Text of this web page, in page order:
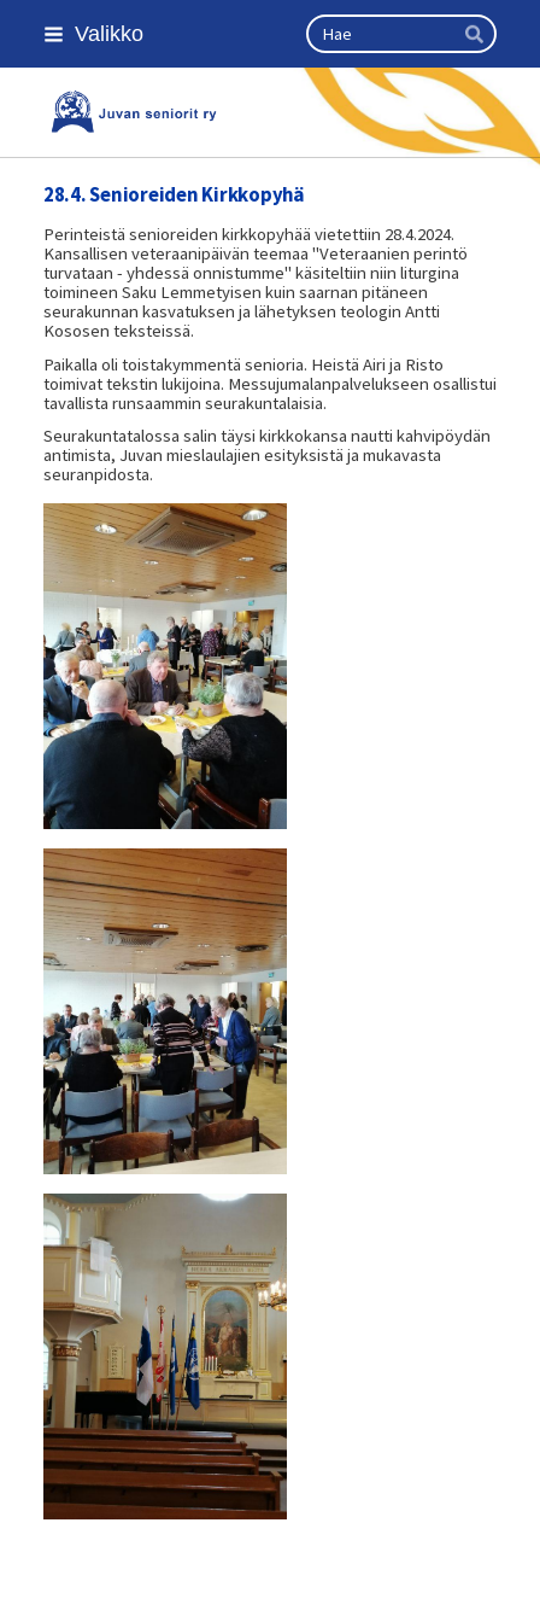
Siirry
sivun
Valikko Haku
Hae
Kansallinen senioriliitto
28.4. Senioreiden Kirkkopyhä
Perinteistä senioreiden kirkkopyhää vietettiin 28.4.2024.
Kansallisen veteraanipäivän teemaa "Veteraanien perintö
turvataan - yhdessä onnistumme" käsiteltiin niin liturgina
toimineen Saku Lemmetyisen kuin saarnan pitäneen
seurakunnan kasvatuksen ja lähetyksen teologin Antti
Kososen teksteissä.
Paikalla oli toistakymmentä senioria. Heistä Airi ja Risto
toimivat tekstin lukijoina. Messujumalanpalvelukseen osallistui
tavallista runsaammin seurakuntalaisia.
Seurakuntatalossa salin täysi kirkkokansa nautti kahvipöydän
antimista, Juvan mieslaulajien esityksistä ja mukavasta
seuranpidosta.